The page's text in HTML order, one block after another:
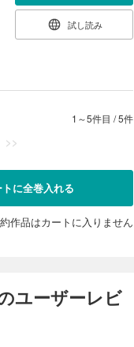
試し読み
1～5件目 /5件
>>
トに全巻入れる
作品はカートに入りません
ユーザーレビ